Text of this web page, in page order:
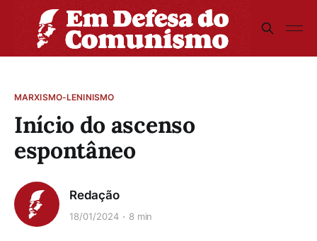
MARXISMO-LENINISMO
Início do ascenso
espontâneo
Redação
18/01/2024 8 min